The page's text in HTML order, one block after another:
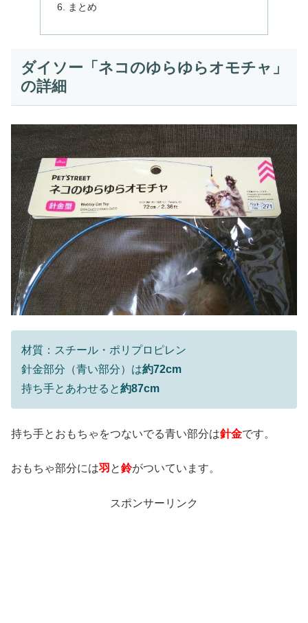
まとめ
ダイソー「ネコのゆらゆらオモチャ」
の詳細
材質：スチール・ポリプロピレン
針金部分（青い部分）は約72cm
持ち手とあわせると約87cm
持ち手とおもちゃをつないでる青い部分は針金です。
おもちゃ部分には羽 と鈴がついています。
スポンサーリンク